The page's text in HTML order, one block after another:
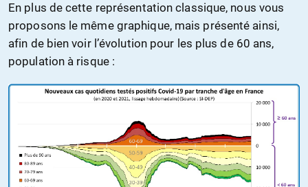
En plus de cette représentation classique, nous vous
proposons le même graphique, mais présenté ainsi,
afin de bien voir l’évolution pour les plus de 60 ans,
population à risque :